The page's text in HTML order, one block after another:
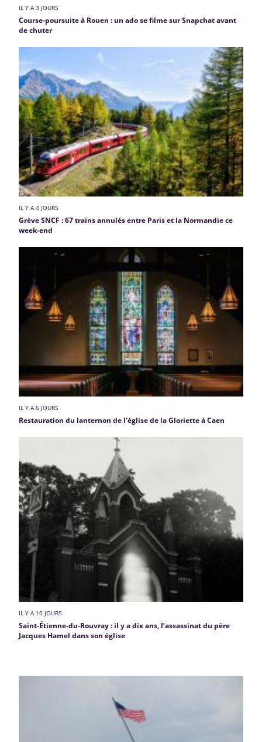
IL Y A 3 JOURS
Course-poursuite à Rouen : un ado se filme sur Snapchat avant
de chuter
IL Y A 4 JOURS
Grève SNCF : 67 trains annulés entre Paris et la Normandie ce
week-end
IL Y A 6 JOURS
Restauration du lanternon de l'église de la Gloriette à Caen
IL Y A 10 JOURS
Saint-Étienne-du-Rouvray : il y a dix ans, l’assassinat du père
Jacques Hamel dans son église